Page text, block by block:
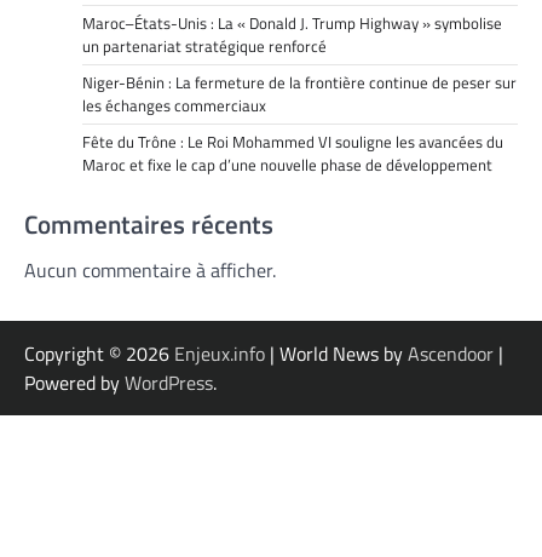
Maroc–États-Unis : La « Donald J. Trump Highway » symbolise
un partenariat stratégique renforcé
Niger-Bénin : La fermeture de la frontière continue de peser sur
les échanges commerciaux
Fête du Trône : Le Roi Mohammed VI souligne les avancées du
Maroc et fixe le cap d’une nouvelle phase de développement
Commentaires récents
Aucun commentaire à afficher.
Copyright © 2026 Enjeux.info | World News byAscendoor |
Powered byWordPress.